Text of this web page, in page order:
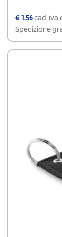
€1,56cad. iva
Spedizione